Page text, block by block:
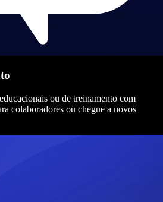
ou de treinamento com
colaboradores ou chegue a novos